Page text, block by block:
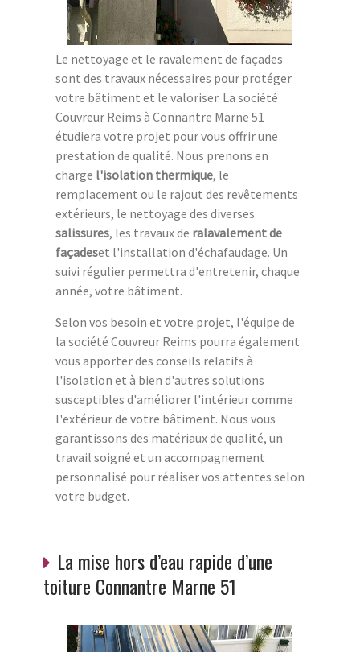
Le nettoyage et le ravalement de façades
sont des travaux nécessaires pour protéger
votre bâtiment et le valoriser. La société
Couvreur Reims à Connantre Marne 51
étudiera votre projet pour vous offrir une
prestation de qualité. Nous prenons en
charge l'isolation thermique, le
remplacement ou le rajout des revêtements
extérieurs, le nettoyage des diverses
salissures, les travaux de ralavalement de
façadeset l'installation d'échafaudage. Un
suivi régulier permettra d'entretenir, chaque
année, votre bâtiment.
Selon vos besoin et votre projet, l'équipe de
la société Couvreur Reims pourra également
vous apporter des conseils relatifs à
l'isolation et à bien d'autres solutions
susceptibles d'améliorer l'intérieur comme
l'extérieur de votre bâtiment. Nous vous
garantissons des matériaux de qualité, un
travail soigné et un accompagnement
personnalisé pour réaliser vos attentes selon
votre budget.
La mise hors d’eau rapide d’une
toiture Connantre Marne 51